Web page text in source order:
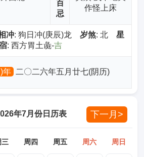
百
忌
作怪上床
冲: 狗日冲(庚辰)龙 岁煞: 北 星
: 西方胃土彘-吉
年 二〇二六年五月廿七(阴历)
年7月份日历表 下一月>
三 周四 周五 周六 周日